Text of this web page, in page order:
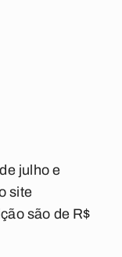
julho e
site
são de R$